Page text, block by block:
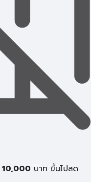
10,000 บาท ขึ้นไปลด